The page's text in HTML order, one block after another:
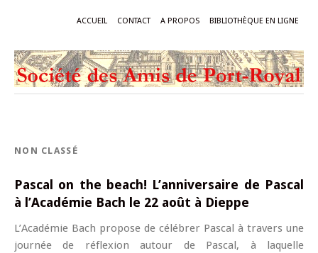
ACCUEIL CONTACT A PROPOS BIBLIOTHÈQUE EN LIGNE
NON CLASSÉ
Pascal on the beach! L’anniversaire de Pascal
à l’Académie Bach le 22 août à Dieppe
L’Académie Bach propose de célébrer Pascal à travers une
journée de réflexion autour de Pascal, à laquelle